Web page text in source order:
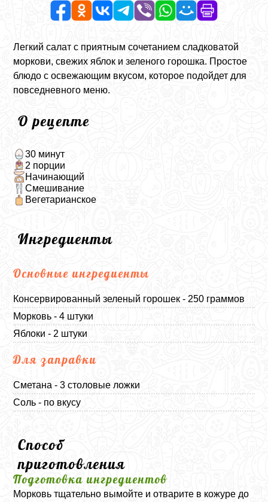
Легкий салат с приятным сочетанием сладковатой
моркови, свежих яблок и зеленого горошка. Простое
блюдо с освежающим вкусом, которое подойдет для
повседневного меню.
О рецепте
30 минут
2 порции
Начинающий
Смешивание
Вегетарианское
Ингредиенты
Основные ингредиенты
Консервированный зеленый горошек - 250 граммов
Морковь - 4 штуки
Яблоки - 2 штуки
Для заправки
Сметана - 3 столовые ложки
Соль - по вкусу
Способ
приготовления
Подготовка ингредиентов
Морковь тщательно вымойте и отварите в кожуре до